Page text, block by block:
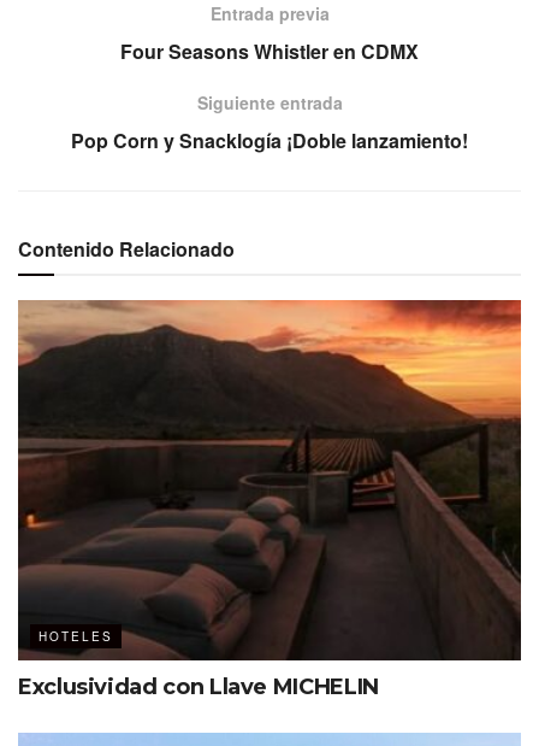
Michelin y fuimos reconocidos como
el mejor resort de Canadá y el
número cinco del mundo”,
compartió
Carolina Pires , directora
de PR y Comunicación de Four
Planner’s Magazine.
Ver esta publicación en Instagram
Entrada previa
Four Seasons Whistler en CDMX
Siguiente entrada
Pop Corn y Snacklogía ¡Doble lanzamiento!
Contenido Relacionado
HOTELES
Exclusividad con Llave MICHELIN